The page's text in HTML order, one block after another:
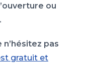
ou
pas
gratuit et